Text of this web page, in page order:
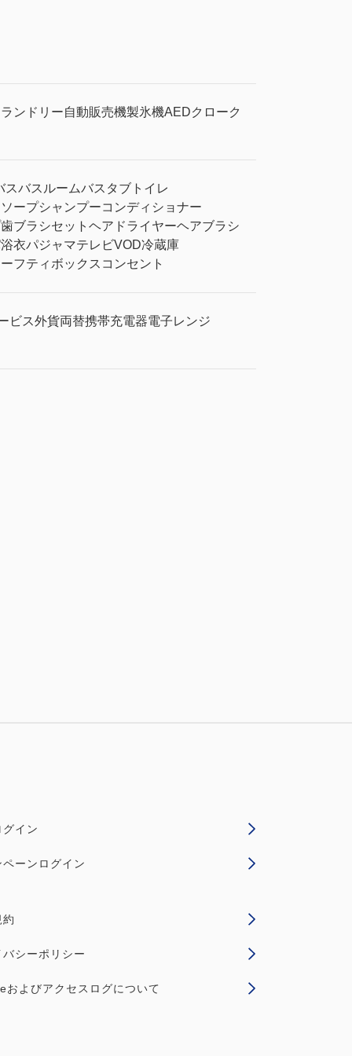
ンドリー自動販売機製氷機AEDクローク
スバスルームバスタブ トイレ
ープシャンプーコンディショナー
歯ブラシセット ヘアドライヤーヘアブラシ
浴衣パジャマテレビVOD冷蔵庫
フティボックス コンセント
ビス外貨両替携帯充電器電子レンジ
イン
ペーンログイン
約
バシーポリシー
およびアクセスログについて